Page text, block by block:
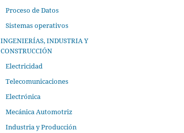
Proceso de Datos
Sistemas operativos
INGENIERÍAS, INDUSTRIA Y
CONSTRUCCIÓN
Electricidad
Telecomunicaciones
Electrónica
Mecánica Automotriz
Industria y Producción